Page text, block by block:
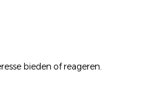
bieden of reageren.